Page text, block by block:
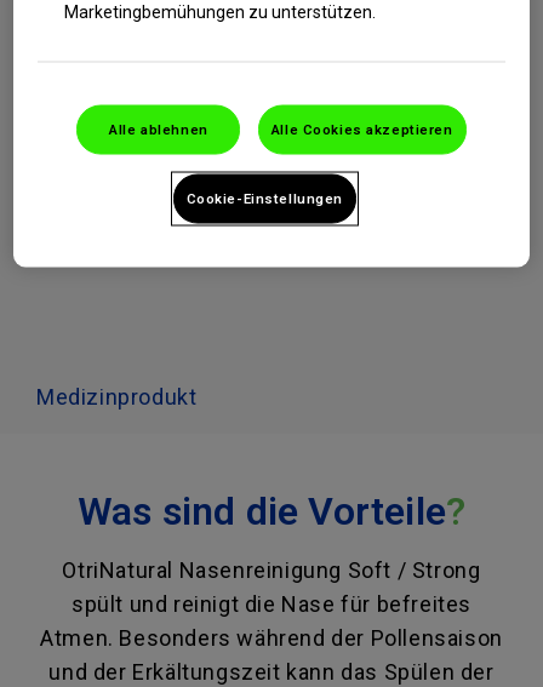
Nasenreinigung
Soft/Strong
100% natürliche, isotone Nasenreinigungen
Medizinprodukt
Was sind die Vorteile?
OtriNatural Nasenreinigung Soft / Strong
spült und reinigt die Nase für befreites
Atmen. Besonders während der Pollensaison
und der Erkältungszeit kann das Spülen der
Marketingbemühungen zu unterstützen.
Alle ablehnen Alle Cookies akzeptieren
Cookie-Einstellungen